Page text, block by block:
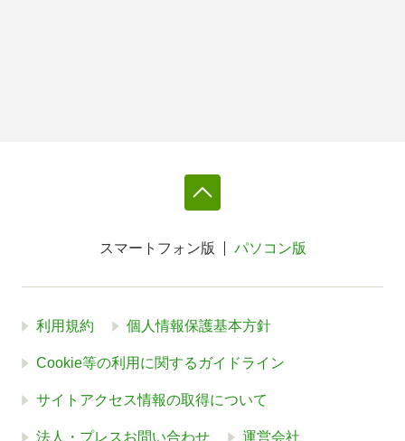
スマートフォン版 パソコン版
利用規約 個人情報保護基本方針
Cookie等の利用に関するガイドライン
サイトアクセス情報の取得について
法人・プレスお問い合わせ 運営会社